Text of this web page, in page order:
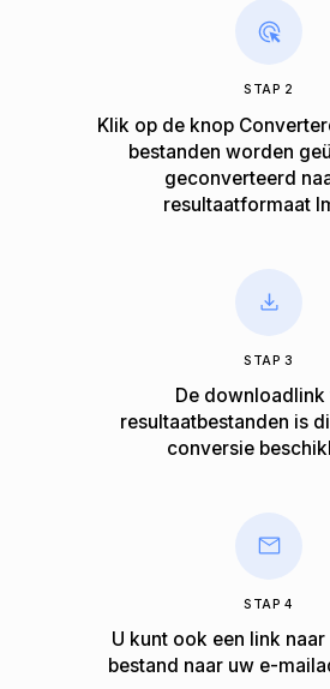
STAP 2
Klik op de knop
bestanden worden
geconverteerd
resultaatformaat
STAP 3
De downloadlink
resultaatbestanden is
conversie
STAP 4
U kunt ook een link
bestand naar uw e-